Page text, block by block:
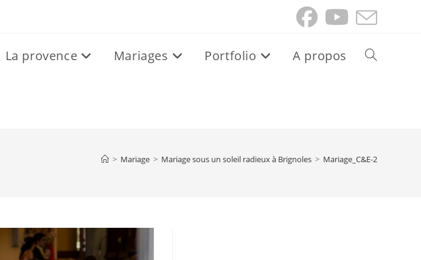
La provence Mariages Portfolio A propos Toggle
> Mariage > Mariage sous un soleil radieux à Brignoles > Mariage_C&E-2